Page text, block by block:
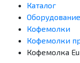
Каталог
Оборудование
Кофемолки
Кофемолки
Кофемолка